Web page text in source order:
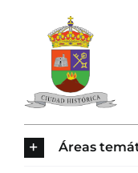
contenido
Áreas